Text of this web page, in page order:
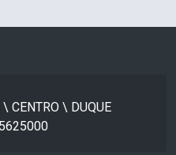
\ CENTRO \ DUQUE